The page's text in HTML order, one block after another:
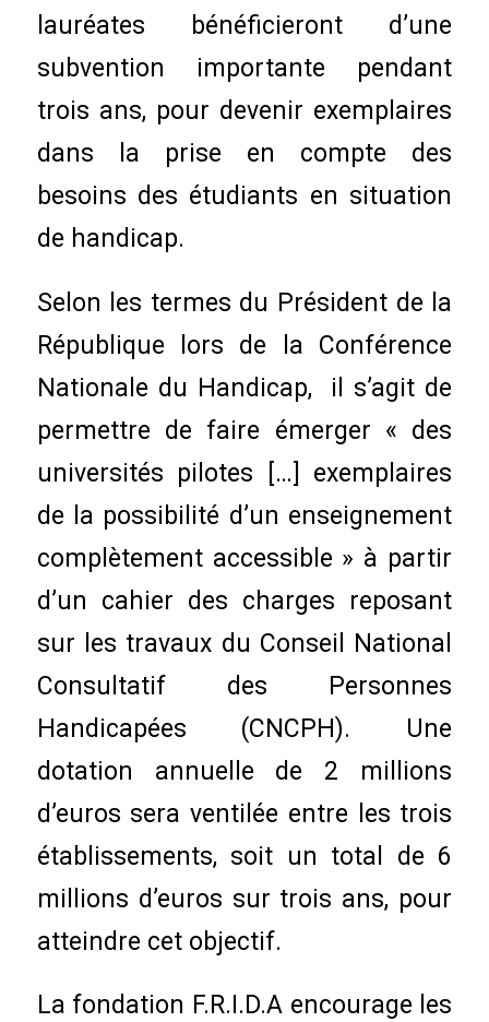
lauréates bénéficieront d’une
subvention importante pendant
trois ans, pour devenir exemplaires
dans la prise en compte des
besoins des étudiants en situation
de handicap.
Selon les termes du Président de la
République lors de la Conférence
Nationale du Handicap, il s’agit de
permettre de faire émerger « des
universités pilotes […] exemplaires
de la possibilité d’un enseignement
complètement accessible » à partir
d’un cahier des charges reposant
sur les travaux du Conseil National
Consultatif des Personnes
Handicapées (CNCPH). Une
dotation annuelle de 2 millions
d’euros sera ventilée entre les trois
établissements, soit un total de 6
millions d’euros sur trois ans, pour
atteindre cet objectif.
La fondation F.R.I.D.A encourage les